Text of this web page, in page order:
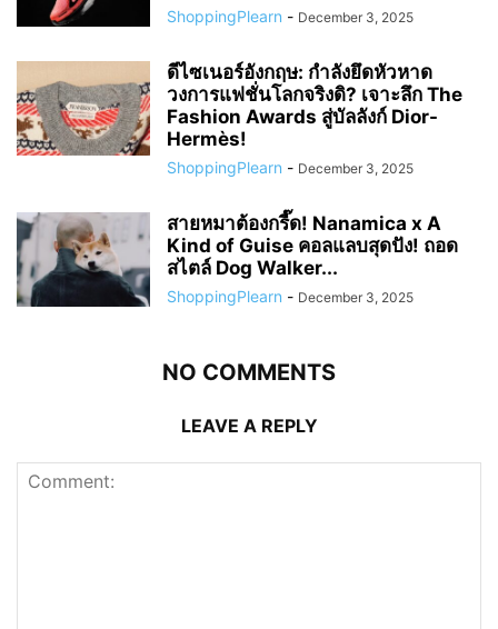
ShoppingPlearn - December 3, 2025
ดีไซเนอร์อังกฤษ: กำลังยึดหัวหาด
วงการแฟชั่นโลกจริงดิ? เจาะลึก The
Fashion Awards สู่บัลลังก์ Dior-
Hermès!
ShoppingPlearn - December 3, 2025
สายหมาต้องกรี๊ด! Nanamica x A
Kind of Guise คอลแลบสุดปัง! ถอด
สไตล์ Dog Walker...
ShoppingPlearn - December 3, 2025
NO COMMENTS
LEAVE A REPLY